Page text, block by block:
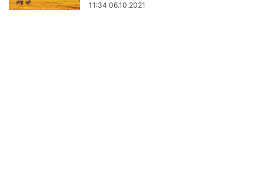
11:34 06.10.2021